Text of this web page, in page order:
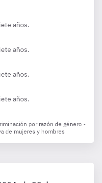
años.
años.
años.
años.
por razón de género -
de mujeres y hombres